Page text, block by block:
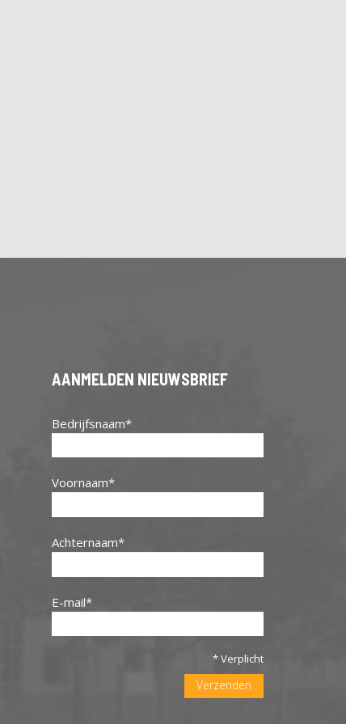
AANMELDEN NIEUWSBRIEF
Bedrijfsnaam
Voornaam
Achternaam
E-mail
* Verplicht
Verzenden